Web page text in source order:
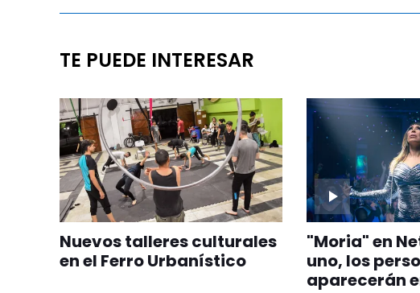
TE PUEDE INTERESAR
Nuevos talleres culturales
en el Ferro Urbanístico
"Moria" en
uno, los
aparecerán